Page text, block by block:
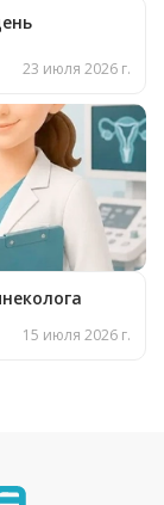
23 июля 2026 г.
15 июля 2026 г.